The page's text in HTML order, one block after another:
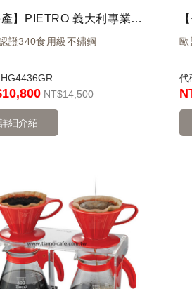
【停產】PIETRO 義大利專業級手搖磨豆機(綠)
證340食用級不鏽鋼
HG4436GR
NT$14,500
細介紹
歐
代